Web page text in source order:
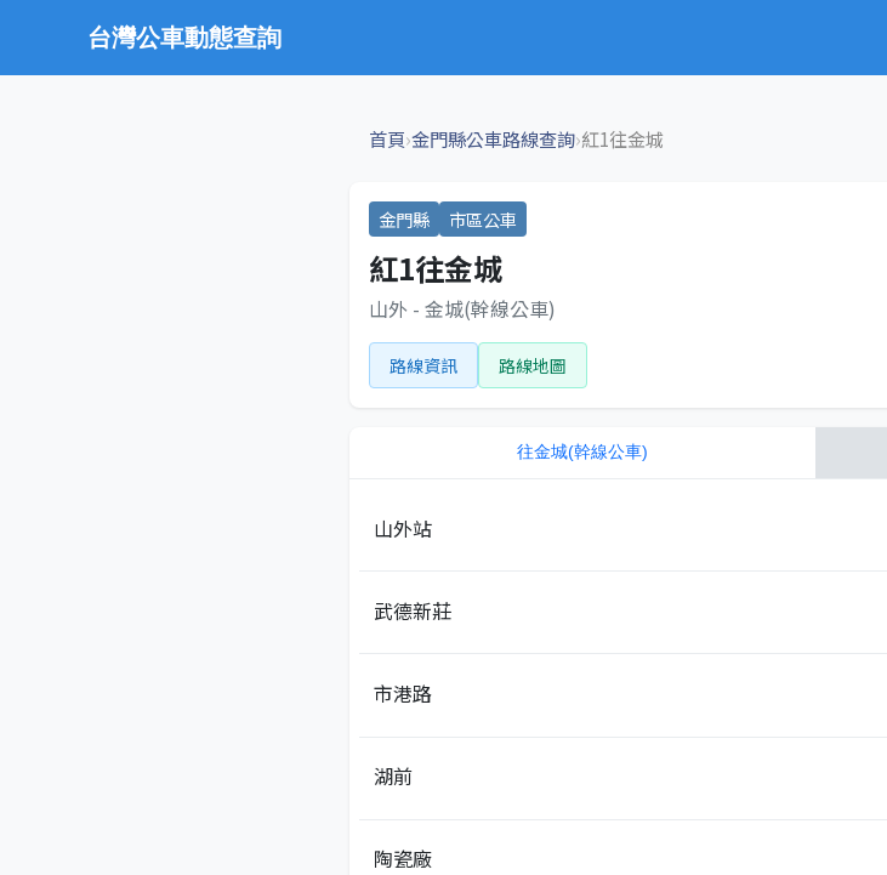
台灣公車動態查詢
首頁›金門縣公車路線查詢›紅1往金城
金門縣 市區公車
紅1往金城
山外 - 金城(幹線公車)
路線資訊 路線地圖
往金城(幹線公車)
山外站
武德新莊
市港路
湖前
陶瓷廠